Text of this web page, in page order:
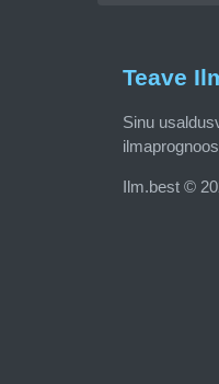
Teave
Sinu
Ilm.best ©